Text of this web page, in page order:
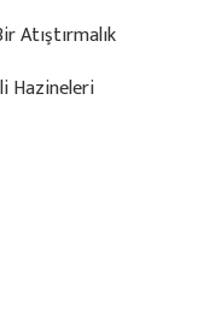
Atıştırmalık
Hazineleri